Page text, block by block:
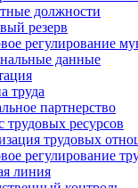
должности
резерв
регулирование
данные
труда
партнерство
трудовых ресурсов
трудовых
регулирование
линия